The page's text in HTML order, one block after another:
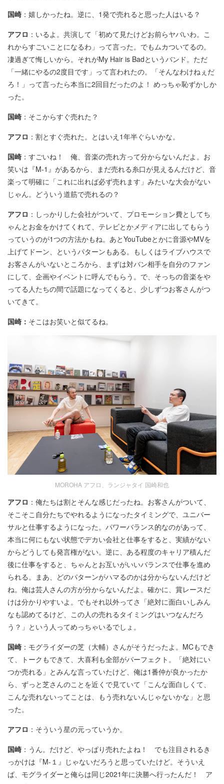
国崎 ：嬉しかったね。逆に、1発で売れると思った人はいる？
アフロ ：いるよ。共演して「初めて見たけどお前らヤバいわ。こ
れからすごいことになるわ」って言った。でもムカついてるの。
凄過ぎて悔しいから。それがMy Hair is Badというバンド。ただ
「一緒にやるの2度目です」って言われたの。「そんなわけねぇだ
ろ！」って言ったら本当に2回目だったのよ！ めっちゃ恥ずかしか
った。
国崎 ：そこからすぐ売れた？
アフロ ：割とすぐ売れた。とはいえ1年半ぐらいかな。
国崎 ：すごいね！ 俺、音楽の売れ方って分からないんだよ。お
笑いは『M-1』があるから、まだ売れる糸口が見えるんだけど、音
楽って明確に「これに出れば必ず売れます」みたいな大会がない
じゃん。どういう道筋で売れるの？
アフロ ：しっかりした会社がついて、プロモーション費としてち
ゃんとお金をかけてくれて、テレビとかメディアに出してもらう
っていうのが1つの方法かもね。あとYouTubeとかに音源やMVを
上げてドーン、というパターンもある。もしくはライブハウスで
お客さんがいないところから、まずは対バン相手を自分のファン
にして、企画やイベントに呼んでもらう。で、そっちの音楽をや
ってる人たちの間で話題になってくると、少しずつお客さんがつ
いてきて。
国崎： そこはお笑いと似てるね。
MOROHA アフロ、ランジャタイ 国崎和也
アフロ ：俺たちは割とそんな感じだったね。お客さんがついて、
そこそこ自分たちでやれるようになったタイミングで、ユニバー
サルと仕事するようになった。パワーバランス的なのがあって、
本当に何にもない状態でデカい会社と仕事をすると、実績がない
からどうしても発言権がない。逆に、ある程度のキャリア積んだ
後に仕事をすると、ちゃんとお互いがいいバランスで仕事を進め
られる。まあ、どのパターンがハマるのかは分からないんだけど
ね。俺は芸人さんの方が分からないんだよ。確かに、賞レースだ
けは分かりやすいよ。でもそれ以外ってさ「絶対に面白いしみん
なも認めてるけど、この人の売れるタイミングはいつなんだろ
う？」という人ってめっちゃいるでしょ。
国崎 ：モグライダーの芝（大輔）さんがそうだったよ。MCもでき
て、トークもできて、大喜利も全部がパーフェクト。「絶対にい
つか売れる」とみんな言っていたけど、俺は1番仲が良かったか
ら、ずっと芝さんのことを近くで見ていて「こんな面白しくて、
こんな売れないってことは、もう売れないんじゃないかな」と思
った。
アフロ ：そういう星の元っていうか。
国崎 ：うん。だけど、やっぱり売れたよね！ でも注目されるき
っかけは『M-１』じゃないだろうと思っていたけど。そういえ
ば、モグライダーと俺らは同じ2021年に決勝へ行ったんだ！ ア